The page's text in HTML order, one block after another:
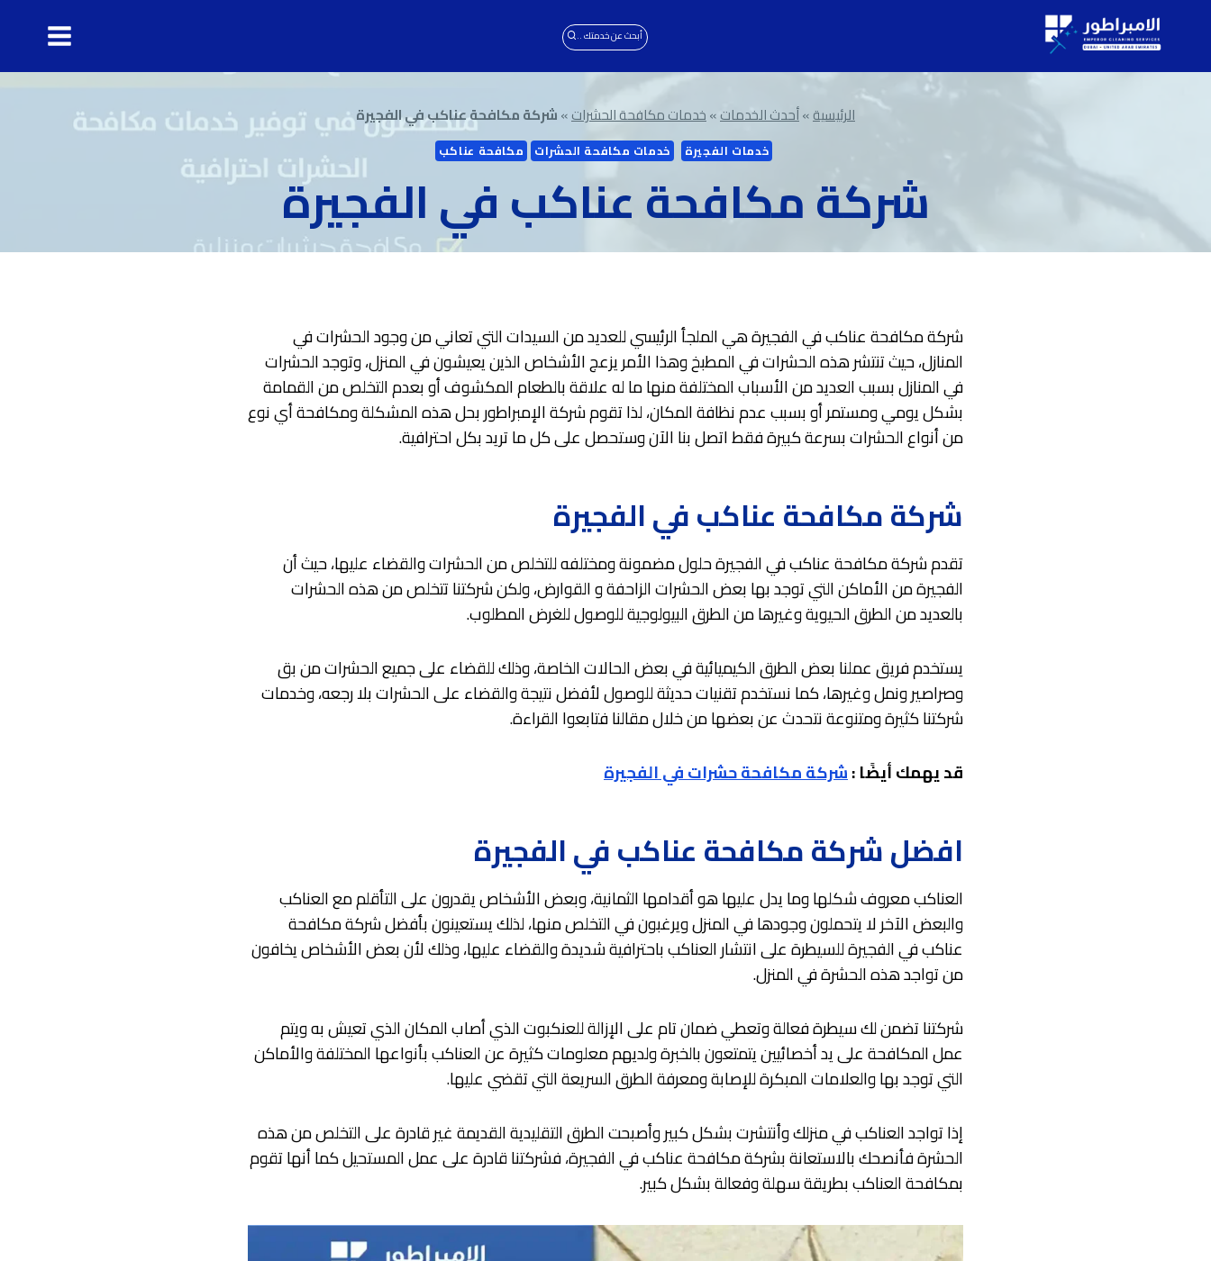
أبحث عن خدمتك ..
الرئيسية»أحدث الخدمات»خدمات مكافحة الحشرات»شركة مكافحة عناكب في الفجيرة
خدمات الفجيرة خدمات مكافحة الحشرات مكافحة عناكب
شركة مكافحة عناكب في الفجيرة
شركة مكافحة عناكب في الفجيرة هي الملجأ الرئيسي للعديد من السيدات التي تعاني من وجود الحشرات في
المنازل، حيث تنتشر هذه الحشرات في المطبخ وهذا الأمر يزعج الأشخاص الذين يعيشون في المنزل، وتوجد الحشرات
في المنازل بسبب العديد من الأسباب المختلفة منها ما له علاقة بالطعام المكشوف أو بعدم التخلص من القمامة
بشكل يومي ومستمر أو بسبب عدم نظافة المكان، لذا تقوم شركة الإمبراطور بحل هذه المشكلة ومكافحة أي نوع
من أنواع الحشرات بسرعة كبيرة فقط اتصل بنا الآن وستحصل على كل ما تريد بكل احترافية.
شركة مكافحة عناكب في الفجيرة
تقدم شركة مكافحة عناكب في الفجيرة حلول مضمونة ومختلفه للتخلص من الحشرات والقضاء عليها، حيث أن
الفجيرة من الأماكن التي توجد بها بعض الحشرات الزاحفة و القوارض، ولكن شركتنا تتخلص من هذه الحشرات
بالعديد من الطرق الحيوية وغيرها من الطرق البيولوجية للوصول للغرض المطلوب.
يستخدم فريق عملنا بعض الطرق الكيميائية في بعض الحالات الخاصة، وذلك للقضاء على جميع الحشرات من بق
وصراصير ونمل وغيرها، كما نستخدم تقنيات حديثة للوصول لأفضل نتيجة والقضاء على الحشرات بلا رجعه، وخدمات
شركتنا كثيرة ومتنوعة نتحدث عن بعضها من خلال مقالنا فتابعوا القراءة.
قد يهمك أيضًا :شركة مكافحة حشرات في الفجيرة
افضل شركة مكافحة عناكب في الفجيرة
العناكب معروف شكلها وما يدل عليها هو أقدامها الثمانية، وبعض الأشخاص يقدرون على التأقلم مع العناكب
والبعض الآخر لا يتحملون وجودها في المنزل ويرغبون في التخلص منها، لذلك يستعينون بأفضل شركة مكافحة
عناكب في الفجيرة للسيطرة على انتشار العناكب باحترافية شديدة والقضاء عليها، وذلك لأن بعض الأشخاص يخافون
من تواجد هذه الحشرة في المنزل.
شركتنا تضمن لك سيطرة فعالة وتعطي ضمان تام على الإزالة للعنكبوت الذي أصاب المكان الذي تعيش به ويتم
عمل المكافحة على يد أخصائيين يتمتعون بالخبرة ولديهم معلومات كثيرة عن العناكب بأنواعها المختلفة والأماكن
التي توجد بها والعلامات المبكرة للإصابة ومعرفة الطرق السريعة التي تقضي عليها.
إذا تواجد العناكب في منزلك وأنتشرت بشكل كبير وأصبحت الطرق التقليدية القديمة غير قادرة على التخلص من هذه
الحشرة فأنصحك بالاستعانة بشركة مكافحة عناكب في الفجيرة، فشركتنا قادرة على عمل المستحيل كما أنها تقوم
بمكافحة العناكب بطريقة سهلة وفعالة بشكل كبير.